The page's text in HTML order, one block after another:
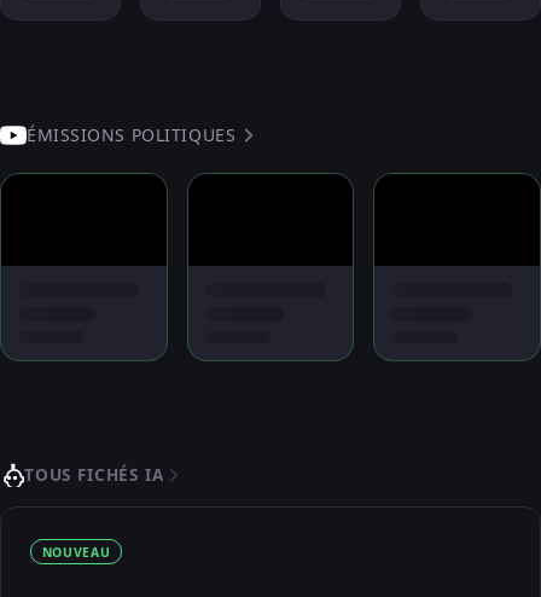
ÉMISSIONS POLITIQUES
TOUS FICHÉS IA
NOUVEAU